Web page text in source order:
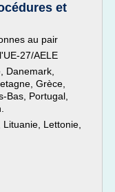
et
au pair
27/AELE
Danemark,
Grèce,
Bas, Portugal,
Lettonie,